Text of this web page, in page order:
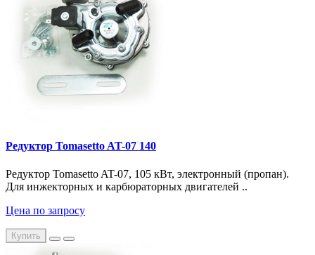
Редуктор Tomasetto AT-07 140
Редуктор Tomasetto AT-07, 105 кВт, электронный (пропан).
Для инжекторных и карбюраторных двигателей ..
Цена по запросу
Купить